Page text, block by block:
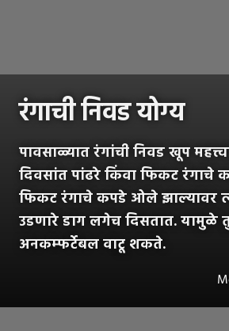
रंगाची निवड योग्य
पावसाळ्यात रंगांची निवड खूप
दिवसांत पांढरे किंवा फिकट रंगाचे
फिकट रंगाचे कपडे ओले झाल्यावर
उडणारे डाग लगेच दिसतात. यामुळे
अनकम्फर्टेबल वाटू शकते.